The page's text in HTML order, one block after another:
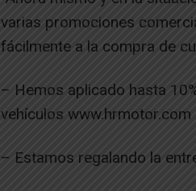
varias promociones
fácilmente a la compra de
– Hemos aplicado hasta
vehículos www.hrmotor.com
– Estamos regalando la